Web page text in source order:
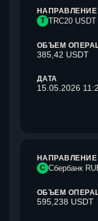
T TRC20 USDT
ОБЪЕМ
385,42 USDT
ДАТА
15.05.2026
С Сбербанк
ОБЪЕМ
595,238 USDT